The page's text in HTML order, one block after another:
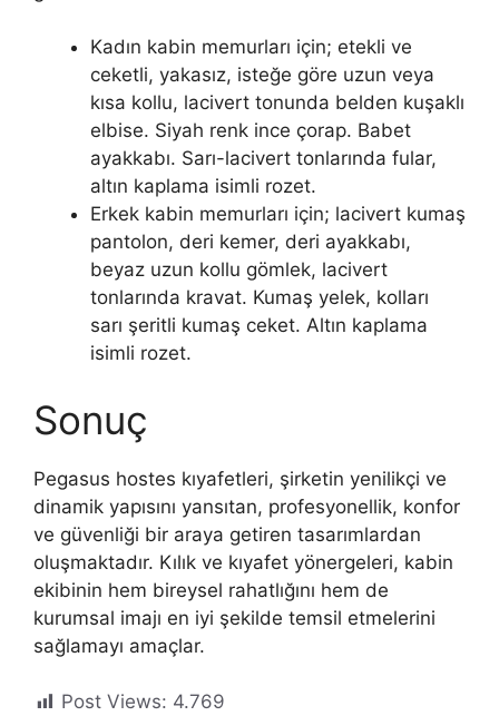
Kadın kabin memurları için; etekli ve
ceketli, yakasız, isteğe göre uzun veya
kısa kollu, lacivert tonunda belden kuşaklı
elbise. Siyah renk ince çorap. Babet
ayakkabı. Sarı-lacivert tonlarında fular,
altın kaplama isimli rozet.
Erkek kabin memurları için; lacivert kumaş
pantolon, deri kemer, deri ayakkabı,
beyaz uzun kollu gömlek, lacivert
tonlarında kravat. Kumaş yelek, kolları
sarı şeritli kumaş ceket. Altın kaplama
isimli rozet.
Sonuç
Pegasus hostes kıyafetleri, şirketin yenilikçi ve
dinamik yapısını yansıtan, profesyonellik, konfor
ve güvenliği bir araya getiren tasarımlardan
oluşmaktadır. Kılık ve kıyafet yönergeleri, kabin
ekibinin hem bireysel rahatlığını hem de
kurumsal imajı en iyi şekilde temsil etmelerini
sağlamayı amaçlar.
Post Views: 4.769